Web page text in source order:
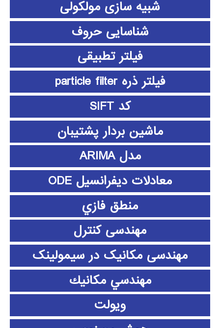
شبیه سازی مولکولی
شناسایی حروف
فیلتر تطبیقی
فیلتر ذره particle filter
کد SIFT
ماشین بردار پشتیبان
مدل ARIMA
معادلات دیفرانسیل ODE
منطق فازي
مهندسی کنترل
مهندسی مکانیک در سیمولینک
مهندسي مكانيك
ویولت